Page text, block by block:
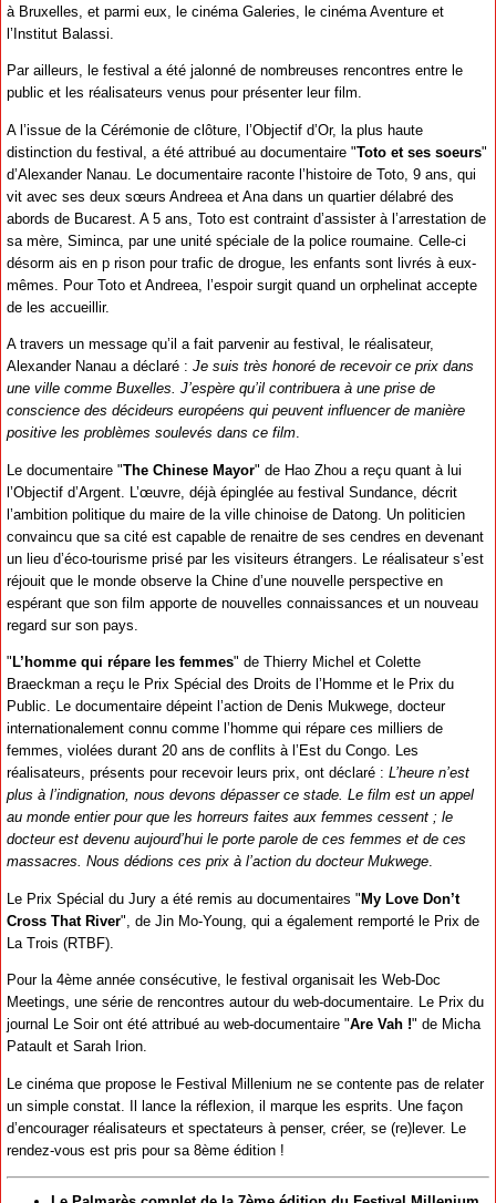
à Bruxelles, et parmi eux, le cinéma Galeries, le cinéma Aventure et
l’Institut Balassi.
Par ailleurs, le festival a été jalonné de nombreuses rencontres entre le
public et les réalisateurs venus pour présenter leur film.
A l’issue de la Cérémonie de clôture, l’Objectif d’Or, la plus haute
distinction du festival, a été attribué au documentaire "Toto et ses soeurs"
d’Alexander Nanau. Le documentaire raconte l’histoire de Toto, 9 ans, qui
vit avec ses deux sœurs Andreea et Ana dans un quartier délabré des
abords de Bucarest. A 5 ans, Toto est contraint d’assister à l’arrestation de
sa mère, Siminca, par une unité spéciale de la police roumaine. Celle-ci
désorm ais en p rison pour trafic de drogue, les enfants sont livrés à eux-
mêmes. Pour Toto et Andreea, l’espoir surgit quand un orphelinat accepte
de les accueillir.
A travers un message qu’il a fait parvenir au festival, le réalisateur,
Alexander Nanau a déclaré : Je suis très honoré de recevoir ce prix dans
une ville comme Buxelles. J’espère qu’il contribuera à une prise de
conscience des décideurs européens qui peuvent influencer de manière
positive les problèmes soulevés dans ce film.
Le documentaire "The Chinese Mayor" de Hao Zhou a reçu quant à lui
l’Objectif d’Argent. L’œuvre, déjà épinglée au festival Sundance, décrit
l’ambi­tion poli­tique du maire de la ville chinoise de Datong. Un poli­ti­cien
convaincu que sa cité est capable de renaitre de ses cendres en deve­nant
un lieu d’éco-tourisme prisé par les visi­teurs étran­gers. Le réalisateur s’est
réjouit que le monde observe la Chine d’une nouvelle perspective en
espérant que son film apporte de nouvelles connaissances et un nouveau
regard sur son pays.
" L’homme qui répare les femmes" de Thierry Michel et Colette
Braeckman a reçu le Prix Spécial des Droits de l’Homme et le Prix du
Public. Le documentaire dépeint l’action de Denis Mukwege, docteur
internationalement connu comme l’homme qui répare ces milliers de
femmes, violées durant 20 ans de conflits à l’Est du Congo. Les
réalisateurs, présents pour recevoir leurs prix, ont déclaré : L’heure n’est
plus à l’indignation, nous devons dépasser ce stade. Le film est un appel
au monde entier pour que les horreurs faites aux femmes cessent ; le
docteur est devenu aujourd’hui le porte parole de ces femmes et de ces
massacres. Nous dédions ces prix à l’action du docteur Mukwege.
Le Prix Spécial du Jury a été remis au documentaires "My Love Don’t
Cross That River", de Jin Mo-Young, qui a également remporté le Prix de
La Trois (RTBF).
Pour la 4ème année consécutive, le festival organisait les Web-Doc
Meetings, une série de rencontres autour du web-documentaire. Le Prix du
journal Le Soir ont été attribué au web-documentaire "Are Vah !" de Micha
Patault et Sarah Irion.
Le cinéma que propose le Festival Millenium ne se contente pas de relater
un simple constat. Il lance la réflexion, il marque les esprits. Une façon
d’encourager réalisateurs et spectateurs à penser, créer, se (re)lever. Le
rendez-vous est pris pour sa 8ème édition !